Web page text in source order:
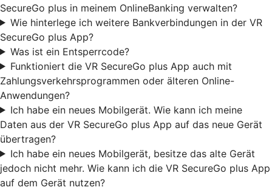
SecureGo plus in meinem OnlineBanking verwalten?
Wie hinterlege ich weitere Bankverbindungen in der VR
SecureGo plus App?
Was ist ein Entsperrcode?
Funktioniert die VR SecureGo plus App auch mit
Zahlungsverkehrsprogrammen oder älteren Online-
Anwendungen?
Ich habe ein neues Mobilgerät. Wie kann ich meine
Daten aus der VR SecureGo plus App auf das neue Gerät
übertragen?
Ich habe ein neues Mobilgerät, besitze das alte Gerät
jedoch nicht mehr. Wie kann ich die VR SecureGo plus App
auf dem Gerät nutzen?